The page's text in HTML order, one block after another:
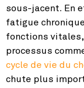
sous-jacent. En
fatigue
fonctions vitales,
processus
cycle de vie du
chute plus